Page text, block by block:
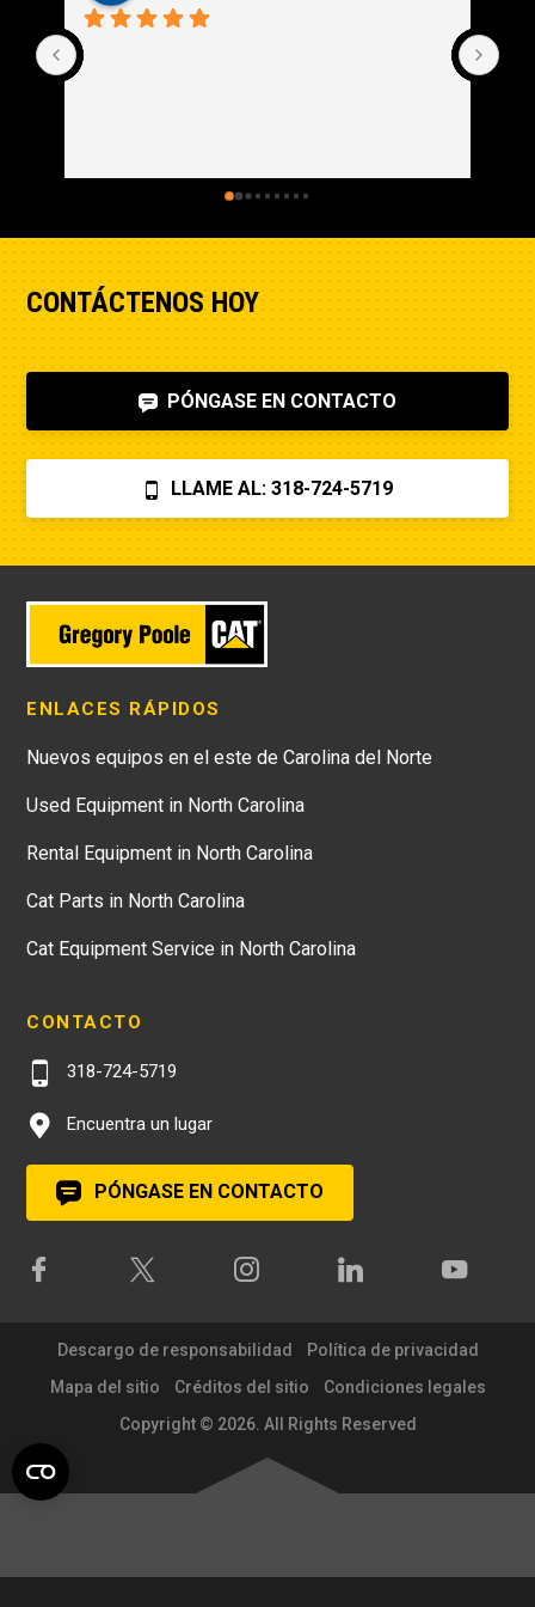
CONTÁCTENOS HOY
PÓNGASE EN CONTACTO
LLAME AL: 318-724-5719
ENLACES RÁPIDOS
Nuevos equipos en el este de Carolina del Norte
Used Equipment in North Carolina
Rental Equipment in North Carolina
Cat Parts in North Carolina
Cat Equipment Service in North Carolina
CONTACTO
318-724-5719
Encuentra un lugar
PÓNGASE EN CONTACTO
Descargo de responsabilidad
Política de privacidad
Mapa del sitio
Créditos del sitio
Condiciones legales
Copyright © 2026. All Rights Reserved